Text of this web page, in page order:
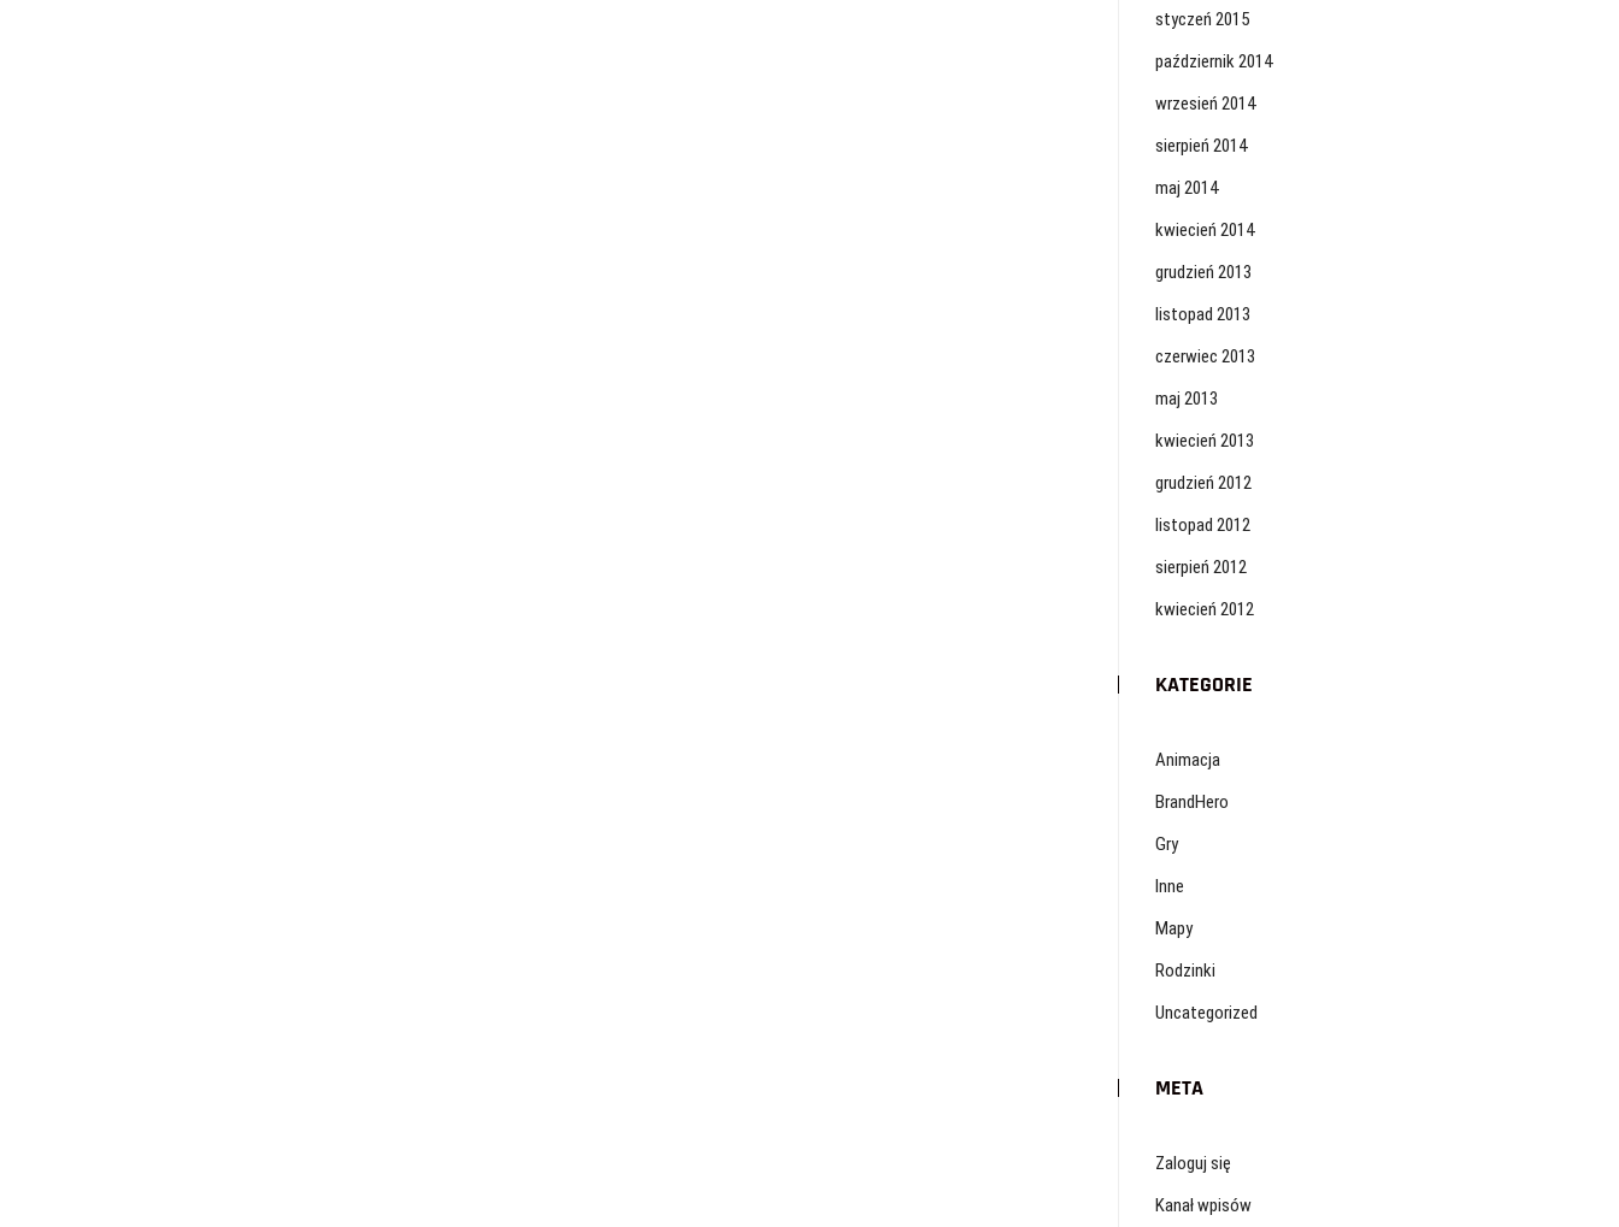
styczeń 2015
październik 2014
wrzesień 2014
sierpień 2014
maj 2014
kwiecień 2014
grudzień 2013
listopad 2013
czerwiec 2013
maj 2013
kwiecień 2013
grudzień 2012
listopad 2012
sierpień 2012
kwiecień 2012
KATEGORIE
Animacja
BrandHero
Gry
Inne
Mapy
Rodzinki
Uncategorized
META
Zaloguj się
Kanał wpisów